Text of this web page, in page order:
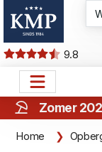
9.8
Zomer
Home